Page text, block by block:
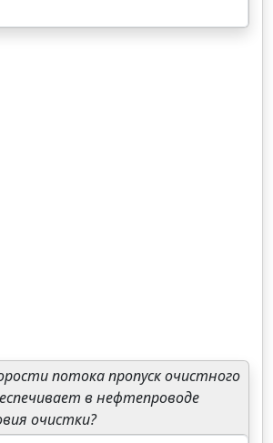
потока пропуск очистного
в нефтепроводе
очистки?